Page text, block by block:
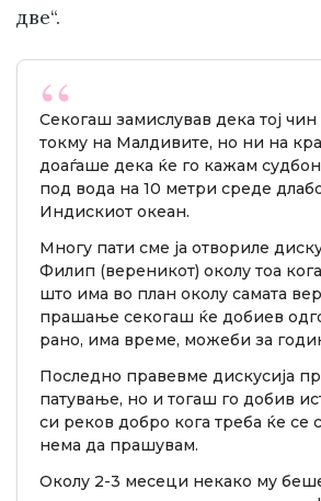
две“.
Секогаш замислував дека тој чин
токму на Малдивите, но ни на
доаѓаше дека ќе го кажам
под вода на 10 метри среде
Индискиот океан.
Многу пати сме ја отвориле
Филип (вереникот) околу тоа
што има во план околу самата
прашање секогаш ќе добиев
рано, има време, можеби за
Последно правевме дискусија
патување, но и тогаш го добив
си реков добро кога треба ќе се
нема да прашувам.
Околу 2-3 месеци некако му